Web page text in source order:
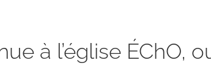
à l’église ÉChO,